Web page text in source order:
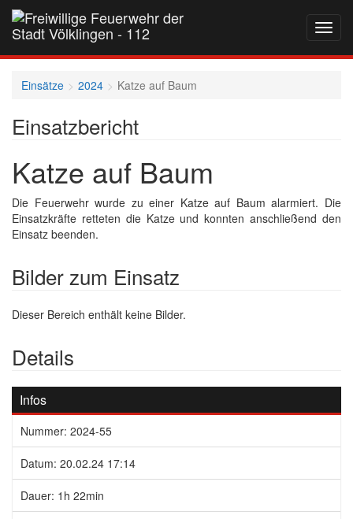
auf-
und
Einsätze 2024 Katze auf Baum
Einsatzbericht
Katze auf Baum
Die Feuerwehr wurde zu einer Katze auf Baum alarmiert. Die
Einsatzkräfte retteten die Katze und konnten anschließend den
Einsatz beenden.
Bilder zum Einsatz
Dieser Bereich enthält keine Bilder.
Details
Infos
Nummer: 2024-55
Datum: 20.02.24 17:14
Dauer: 1h 22min